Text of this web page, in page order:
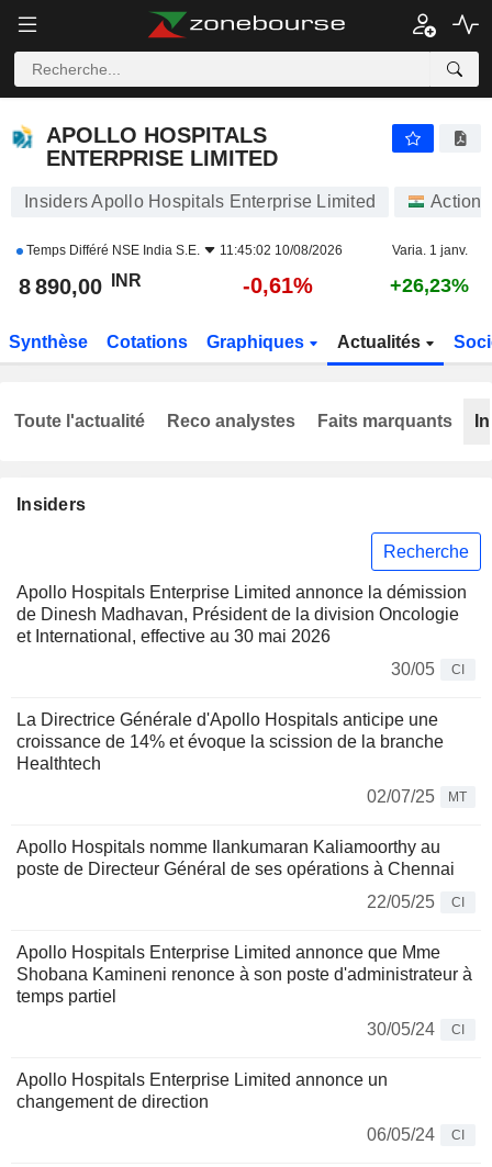
APOLLO HOSPITALS
ENTERPRISE LIMITED
Insiders Apollo Hospitals Enterprise Limited Actions
Temps Différé NSE India S.E. 11:45:02 10/08/2026 Varia. 1 janv.
8 890,00 INR -0,61% +26,23%
Synthèse Cotations Graphiques Actualités
Insiders
Recherche
Apollo Hospitals Enterprise Limited annonce la démission
de Dinesh Madhavan, Président de la division Oncologie
et International, effective au 30 mai 2026
30/05
CI
La Directrice Générale d'Apollo Hospitals anticipe une
croissance de 14% et évoque la scission de la branche
Healthtech
02/07/25
MT
Apollo Hospitals nomme Ilankumaran Kaliamoorthy au
poste de Directeur Général de ses opérations à Chennai
22/05/25
CI
Apollo Hospitals Enterprise Limited annonce que Mme
Shobana Kamineni renonce à son poste d'administrateur à
temps partiel
30/05/24
CI
Apollo Hospitals Enterprise Limited annonce un
changement de direction
06/05/24
CI
Toute l'actualité Reco analystes Faits marquants